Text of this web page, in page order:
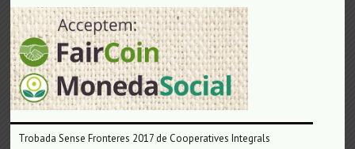
Trobada Sense Fronteres 2017 de Cooperatives Integrals